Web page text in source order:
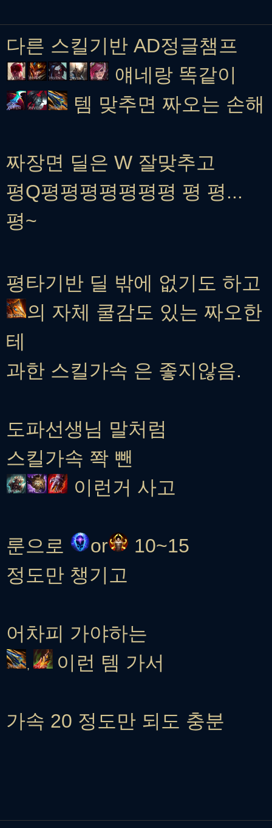
다른 스킬기반 AD정글챔프
얘네랑 똑같이
템 맞추면 짜오는 손해
짜장면 딜은 W 잘맞추고
평Q평평평평평평평 평 평...
평~
평타기반 딜 밖에 없기도 하고
의 자체 쿨감도 있는 짜오한
테
과한 스킬가속 은 좋지않음.
도파선생님 말처럼
스킬가속 쫙 뺀
이런거 사고
룬으로 or
10~15
정도만 챙기고
어차피 가야하는
, 이런 템 가서
가속 20 정도만 되도 충분